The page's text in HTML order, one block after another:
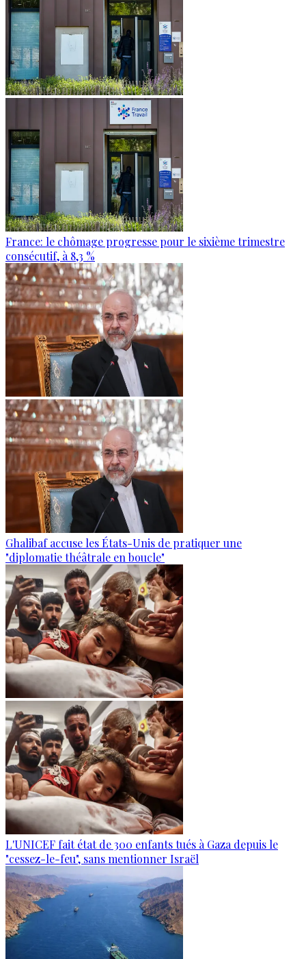
France: le chômage progresse pour le sixième trimestre
consécutif, à 8,3 %
Ghalibaf accuse les États-Unis de pratiquer une
"diplomatie théâtrale en boucle"
L'UNICEF fait état de 300 enfants tués à Gaza depuis le
"cessez-le-feu", sans mentionner Israël